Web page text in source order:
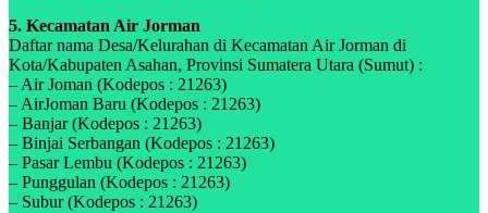
5. Kecamatan Air Jorman
Daftar nama Desa/Kelurahan di Kecamatan Air Jorman di
Kota/Kabupaten Asahan, Provinsi Sumatera Utara (Sumut) :
– Air Joman (Kodepos : 21263)
– AirJoman Baru (Kodepos : 21263)
– Banjar (Kodepos : 21263)
– Binjai Serbangan (Kodepos : 21263)
– Pasar Lembu (Kodepos : 21263)
– Punggulan (Kodepos : 21263)
– Subur (Kodepos : 21263)